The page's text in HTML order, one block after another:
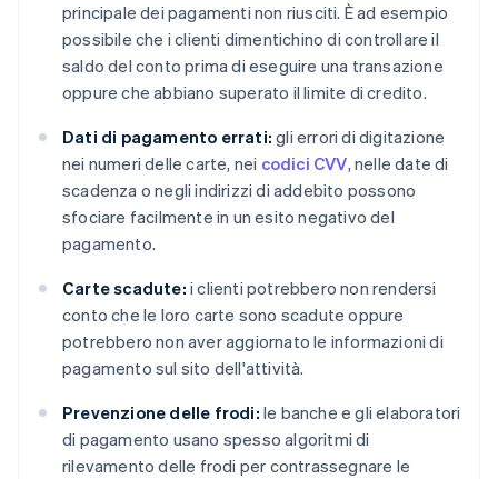
principale dei pagamenti non riusciti. È ad esempio
possibile che i clienti dimentichino di controllare il
saldo del conto prima di eseguire una transazione
oppure che abbiano superato il limite di credito.
Dati di pagamento errati: gli errori di digitazione
nei numeri delle carte, nei codici CVV, nelle date di
scadenza o negli indirizzi di addebito possono
sfociare facilmente in un esito negativo del
pagamento.
Carte scadute: i clienti potrebbero non rendersi
conto che le loro carte sono scadute oppure
potrebbero non aver aggiornato le informazioni di
pagamento sul sito dell'attività.
Prevenzione delle frodi: le banche e gli elaboratori
di pagamento usano spesso algoritmi di
rilevamento delle frodi per contrassegnare le